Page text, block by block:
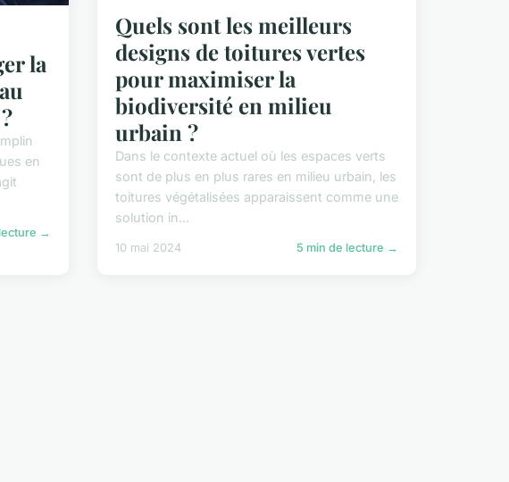
la
en
→
Quels sont les meilleurs
designs de toitures vertes
pour maximiser la
biodiversité en milieu
urbain ?
Dans le contexte actuel où les espaces verts
sont de plus en plus rares en milieu urbain, les
toitures végétalisées apparaissent comme une
solution in...
10 mai 2024 5 min de lecture →